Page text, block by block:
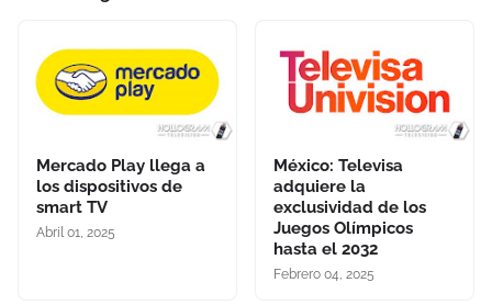
Mercado Play llega a
los dispositivos de
smart TV
Abril 01, 2025
México: Televisa
adquiere la
exclusividad de los
Juegos Olímpicos
hasta el 2032
Febrero 04, 2025